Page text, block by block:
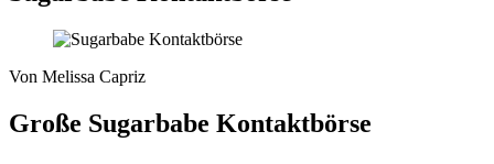
Von Melissa Capriz
Große Sugarbabe Kontaktbörse